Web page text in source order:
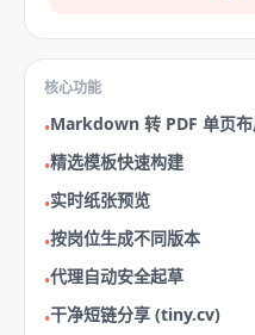
核心功能
•Markdown 转 PDF 单页
•精选模板快速构建
•实时纸张预览
•按岗位生成不同版本
•代理自动安全起草
•干净短链分享 (tiny.cv)